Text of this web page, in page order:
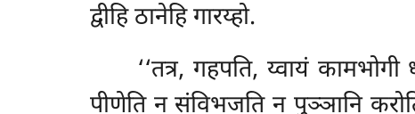
द्वीहि ठानेहि गारय्हो.
‘‘तत्र, गहपति, य्वायं
पीणेति न संविभजति न पुञ्ञानि